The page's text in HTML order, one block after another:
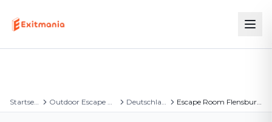
Startseite Outdoor Escape Games Deutschland Escape Room Flensburg – Outdoor Escape Game